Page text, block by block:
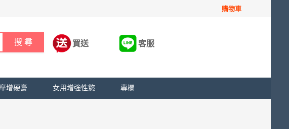
購物車
買送 客服
增硬膏 女用增強性慾 專欄